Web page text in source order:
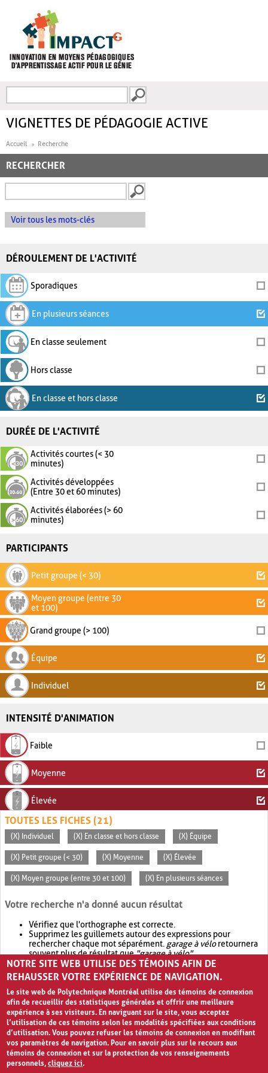
FORMULAIRE DE
VIGNETTES DE PÉDAGOGIE ACTIVE
Accueil Recherche
RECHERCHER
Voir tous les mots-clés
DÉROULEMENT DE L'ACTIVITÉ
Sporadiques
En plusieurs séances
En classe seulement
Hors classe
En classe et hors classe
DURÉE DE L'ACTIVITÉ
Activités courtes (< 30
minutes)
Activités développées
(Entre 30 et 60 minutes)
Activités élaborées (> 60
minutes)
PARTICIPANTS
Petit groupe (< 30)
Moyen groupe (entre 30
et 100)
Grand groupe (> 100)
Équipe
Individuel
INTENSITÉ D'ANIMATION
Faible
Moyenne
Élevée
TOUTES LES FICHES (21)
(X) Individuel (X) En classe et hors classe (X) Équipe
(X) Petit groupe (< 30) (X) Moyenne (X) Élevée
(X) Moyen groupe (entre 30 et 100) (X) En plusieurs séances
Votre recherche n'a donné aucun résultat
Vérifiez que l'orthographe est correcte.
Supprimez les guillemets autour des expressions pour
rechercher chaque mot séparément. garage à véloretournera
souvent plus de résultat que"garage à vélo".
Envisagez d'élargir votre recherche avec OR.garage OR vélo
retournera souvent plus de résultat quegarage à vélo
NOTRE SITE WEB UTILISE DES TÉMOINS AFIN DE
REHAUSSER VOTRE EXPÉRIENCE DE NAVIGATION.
Le site web de Polytechnique Montréal utilise des témoins de connexion
afin de recueillir des statistiques générales et offrir une meilleure
expérience à ses visiteurs. En naviguant sur le site, vous acceptez
l’utilisation de ces témoins selon les modalités spécifiées aux conditions
d’utilisation. Vous pouvez refuser les témoins de connexion en modifiant
vos paramètres de navigation. Pour en savoir plus sur le recours aux
témoins de connexion et sur la protection de vos renseignements
personnels,cliquez ici.